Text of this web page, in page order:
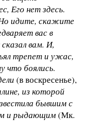
Его нет здесь.
идите, скажите
вас в
вам. И,
трепет и ужас,
что боялись.
(в воскресенье),
из которой
бывшим с
и рыдающим(Мк.